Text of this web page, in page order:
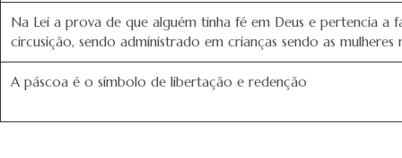
Na Lei a prova de que alguém tinha fé em Deus e pertencia a
circusição, sendo administrado em crianças sendo as mulheres
A páscoa é o símbolo de libertação e redenção